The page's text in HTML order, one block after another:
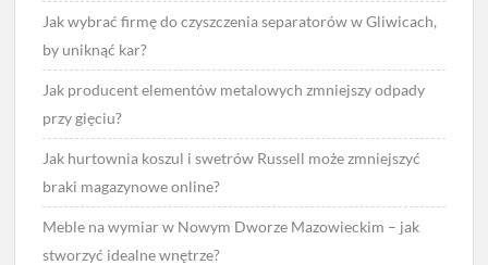
Jak wybrać firmę do czyszczenia separatorów w Gliwicach,
by uniknąć kar?
Jak producent elementów metalowych zmniejszy odpady
przy gięciu?
Jak hurtownia koszul i swetrów Russell może zmniejszyć
braki magazynowe online?
Meble na wymiar w Nowym Dworze Mazowieckim – jak
stworzyć idealne wnętrze?